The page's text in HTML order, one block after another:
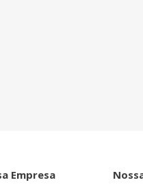
Empresa